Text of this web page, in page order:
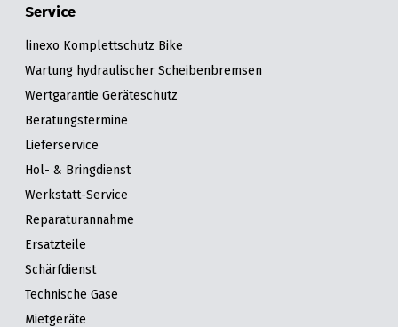
Service
linexo Komplettschutz Bike
Wartung hydraulischer Scheibenbremsen
Wertgarantie Geräteschutz
Beratungstermine
Lieferservice
Hol- & Bringdienst
Werkstatt-Service
Reparaturannahme
Ersatzteile
Schärfdienst
Technische Gase
Mietgeräte